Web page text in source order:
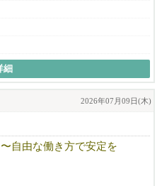
細
2026年07月09日(木)
自由な働き方で安定を